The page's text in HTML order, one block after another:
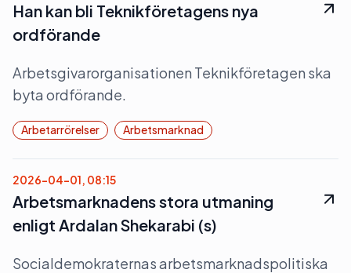
Han kan bli Teknikföretagens nya
ordförande
Arbetsgivarorganisationen Teknikföretagen ska
byta ordförande.
Arbetarrörelser Arbetsmarknad
2026-04-01, 08:15
Arbetsmarknadens stora utmaning
enligt Ardalan Shekarabi (s)
Socialdemokraternas arbetsmarknadspolitiska